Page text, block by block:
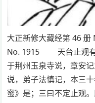
大正新修大藏经第 46
No. 1915 天台止观有
于荆州玉泉寺说，章安
说，弟子法慎记，本三
蜜》是；三曰不定止观